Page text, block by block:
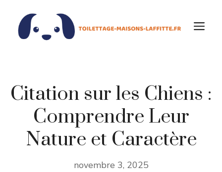
contenu
Citation sur les Chiens :
Comprendre Leur
Nature et Caractère
novembre 3, 2025